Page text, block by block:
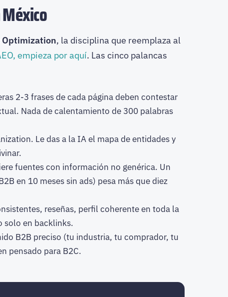
Optimization, la disciplina que reemplaza al
empieza por aquí. Las cinco palancas
2-3 frases de cada página deben contestar
Nada de calentamiento de 300 palabras
Le das a la IA el mapa de entidades y
fuentes con información no genérica. Un
en 10 meses sin ads) pesa más que diez
reseñas, perfil coherente en toda la
solo en backlinks.
B2B preciso (tu industria, tu comprador, tu
pensado para B2C.